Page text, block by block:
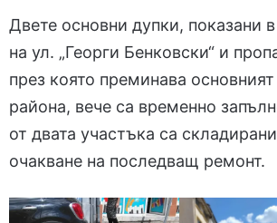
Двете основни дупки, показани
на ул. „Георги Бенковски“ и
през която преминава
района, вече са временно
от двата участъка са
очакване на последващ ремонт.